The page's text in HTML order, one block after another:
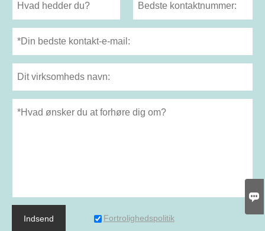
Indsend Fortrolighedspolitik
